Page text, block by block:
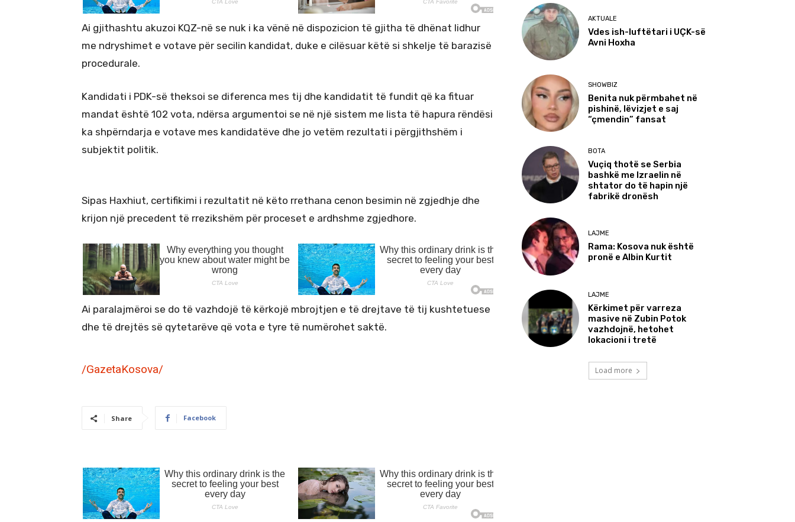
Ai gjithashtu akuzoi KQZ-në se nuk i ka vënë në dispozicion të gjitha të dhënat lidhur
me ndryshimet e votave për secilin kandidat, duke e cilësuar këtë si shkelje të barazisë
procedurale.
Kandidati i PDK-së theksoi se diferenca mes tij dhe kandidatit të fundit që ka fituar
mandat është 102 vota, ndërsa argumentoi se në një sistem me lista të hapura rëndësi
ka shpërndarja e votave mes kandidatëve dhe jo vetëm rezultati i përgjithshëm i
subjektit politik.
Sipas Haxhiut, certifikimi i rezultatit në këto rrethana cenon besimin në zgjedhje dhe
krijon një precedent të rrezikshëm për proceset e ardhshme zgjedhore.
Ai paralajmëroi se do të vazhdojë të kërkojë mbrojtjen e të drejtave të tij kushtetuese
dhe të drejtës së qytetarëve që vota e tyre të numërohet saktë.
/GazetaKosova/
Share Facebook
AKTUALE
Vdes ish-luftëtari i UÇK-së
Avni Hoxha
SHOWBIZ
Benita nuk përmbahet në
pishinë, lëvizjet e saj
“çmendin” fansat
BOTA
Vuçiq thotë se Serbia
bashkë me Izraelin në
shtator do të hapin një
fabrikë dronësh
LAJME
Rama: Kosova nuk është
pronë e Albin Kurtit
LAJME
Kërkimet për varreza
masive në Zubin Potok
vazhdojnë, hetohet
lokacioni i tretë
Load more